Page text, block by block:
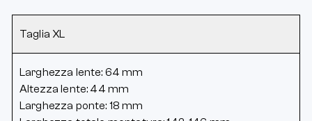
Taglia XL
Larghezza lente: 64 mm
Altezza lente: 44 mm
Larghezza ponte: 18 mm